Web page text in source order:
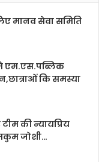
मानव सेवा समिति
एम.एस.पब्लिक
कि समस्या
की न्यायप्रिय
जोशी…